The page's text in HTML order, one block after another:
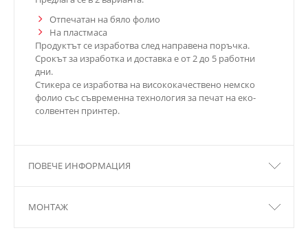
Отпечатан на бяло фолио
На пластмаса
Продуктът се изработва след направена поръчка.
Срокът за изработка и доставка е от 2 до 5 работни
дни.
Стикера се изработва на висококачествено немско
фолио със съвременна технология за печат на еко-
солвентен принтер.
ПОВЕЧЕ ИНФОРМАЦИЯ
МОНТАЖ